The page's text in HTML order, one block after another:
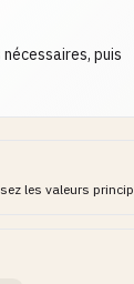
puis
les valeurs